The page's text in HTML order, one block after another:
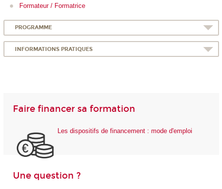
Formateur / Formatrice
PROGRAMME
INFORMATIONS PRATIQUES
Faire financer sa formation
Les dispositifs de financement : mode d'emploi
Une question ?